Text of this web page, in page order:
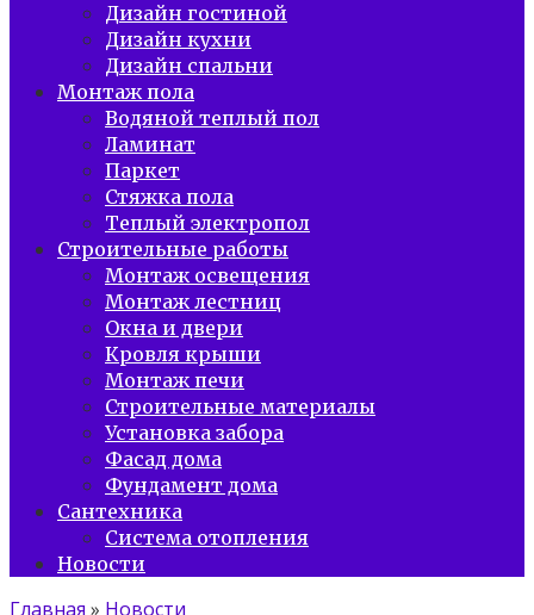
Дизайн гостиной
Дизайн кухни
Дизайн спальни
Монтаж пола
Водяной теплый пол
Ламинат
Паркет
Стяжка пола
Теплый электропол
Строительные работы
Монтаж освещения
Монтаж лестниц
Окна и двери
Кровля крыши
Монтаж печи
Строительные материалы
Установка забора
Фасад дома
Фундамент дома
Сантехника
Система отопления
Новости
Главная » Новости